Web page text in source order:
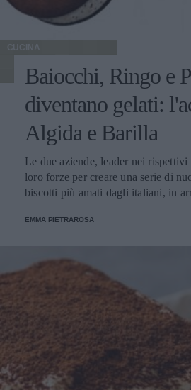
CUCINA
Baiocchi, Ringo e
diventano gelati:
Algida e Barilla
Le due aziende, leader nei
loro forze per creare una serie di
biscotti più amati dagli italiani, in
EMMA PIETRAROSA